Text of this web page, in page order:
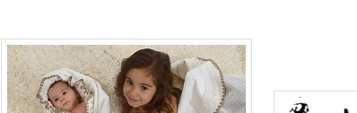
contenido
principal